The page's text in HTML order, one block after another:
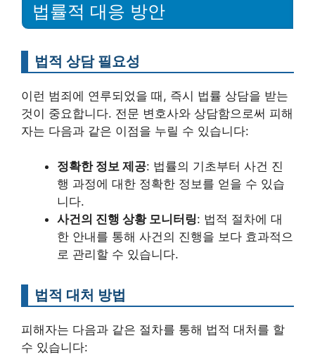
법률적 대응 방안
법적 상담 필요성
이런 범죄에 연루되었을 때, 즉시 법률 상담을 받는
것이 중요합니다. 전문 변호사와 상담함으로써 피해
자는 다음과 같은 이점을 누릴 수 있습니다:
정확한 정보 제공: 법률의 기초부터 사건 진
행 과정에 대한 정확한 정보를 얻을 수 있습
니다.
사건의 진행 상황 모니터링: 법적 절차에 대
한 안내를 통해 사건의 진행을 보다 효과적으
로 관리할 수 있습니다.
법적 대처 방법
피해자는 다음과 같은 절차를 통해 법적 대처를 할
수 있습니다: